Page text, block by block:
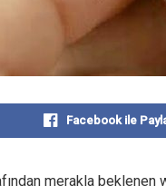
Facebook ile
merakla beklenen